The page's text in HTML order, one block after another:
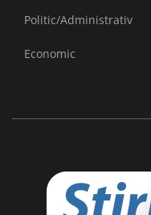
Politic/Administrativ
Economic